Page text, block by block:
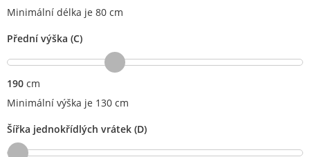
Minimální délka je 80 cm
Přední výška (C)
190 cm
Minimální výška je 130 cm
Šířka jednokřídlých vrátek (D)